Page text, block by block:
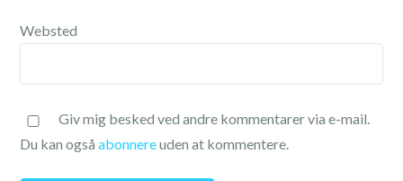
Websted
Giv mig besked ved andre kommentarer via e-mail.
Du kan ogsåabonnereuden at kommentere.